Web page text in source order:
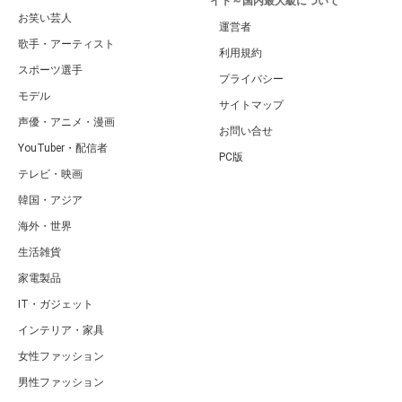
お笑い芸人
歌手・アーティスト
スポーツ選手
モデル
声優・アニメ・漫画
YouTuber・配信者
テレビ・映画
韓国・アジア
海外・世界
生活雑貨
家電製品
IT・ガジェット
インテリア・家具
女性ファッション
男性ファッション
運営者
利用規約
プライバシー
サイトマップ
お問い合せ
PC版